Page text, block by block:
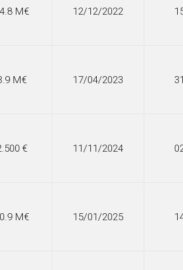
M€ 12/12/2022
M€ 17/04/2023
€ 11/11/2024
M€ 15/01/2025